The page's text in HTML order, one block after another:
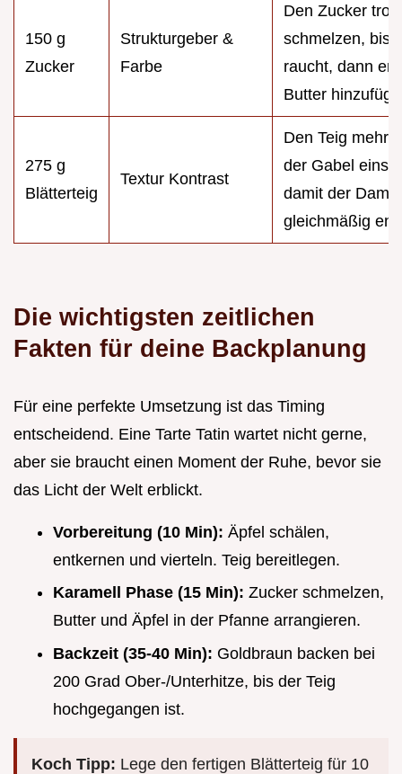
150 g
Zucker
Strukturgeber &
Farbe
Den Zucker
schmelzen, bis
raucht, dann
Butter
275 g
Blätterteig
Textur Kontrast
Den Teig
der Gabel
damit der Dampf
gleichmäßig
Die wichtigsten zeitlichen
Fakten für deine Backplanung
Für eine perfekte Umsetzung ist das Timing
entscheidend. Eine Tarte Tatin wartet nicht gerne,
aber sie braucht einen Moment der Ruhe, bevor sie
das Licht der Welt erblickt.
Vorbereitung (10 Min): Äpfel schälen,
entkernen und vierteln. Teig bereitlegen.
Karamell Phase (15 Min): Zucker schmelzen,
Butter und Äpfel in der Pfanne arrangieren.
Backzeit (35-40 Min): Goldbraun backen bei
200 Grad Ober-/Unterhitze, bis der Teig
hochgegangen ist.
Koch Tipp: Lege den fertigen Blätterteig für 10